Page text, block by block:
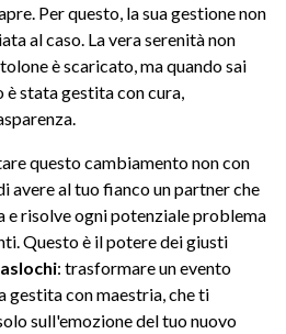
Per questo, la sua gestione non
al caso. La vera serenità non
è scaricato, ma quando sai
è stata gestita con cura,
questo cambiamento non con
avere al tuo fianco un partner che
e risolve ogni potenziale problema
Questo è il potere dei giusti
: trasformare un evento
gestita con maestria, che ti
sull'emozione del tuo nuovo